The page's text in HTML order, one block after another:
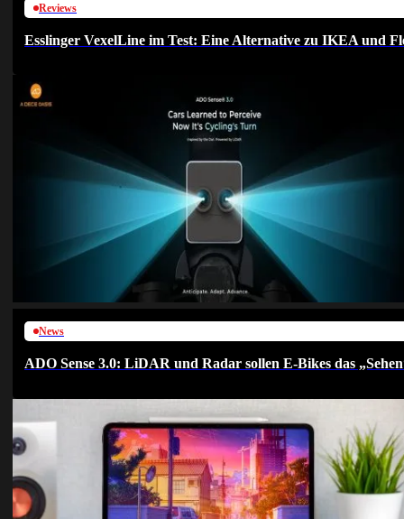
Reviews
Esslinger VexelLine im Test: Eine Alternative zu IKEA und
News
ADO Sense 3.0: LiDAR und Radar sollen E-Bikes das